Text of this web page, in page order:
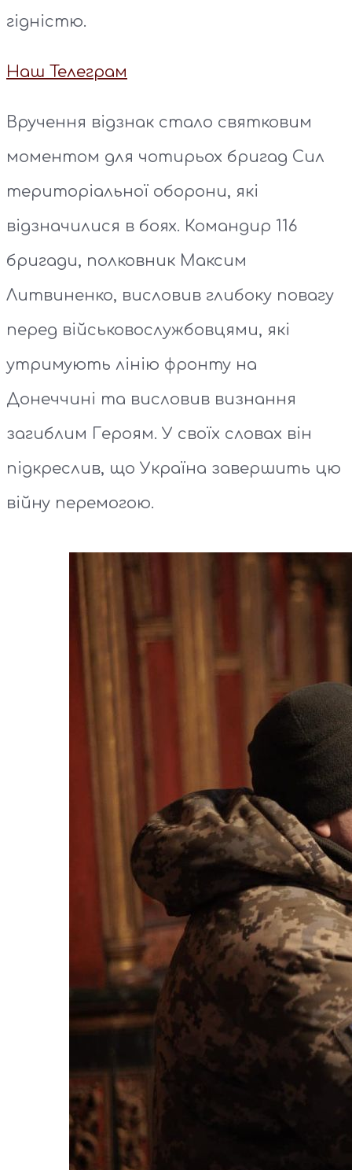
гідністю.
Наш Телеграм
Вручення відзнак стало святковим
моментом для чотирьох бригад Сил
територіальної оборони, які
відзначилися в боях. Командир 116
бригади, полковник Максим
Литвиненко, висловив глибоку повагу
перед військовослужбовцями, які
утримують лінію фронту на
Донеччині та висловив визнання
загиблим Героям. У своїх словах він
підкреслив, що Україна завершить цю
війну перемогою.